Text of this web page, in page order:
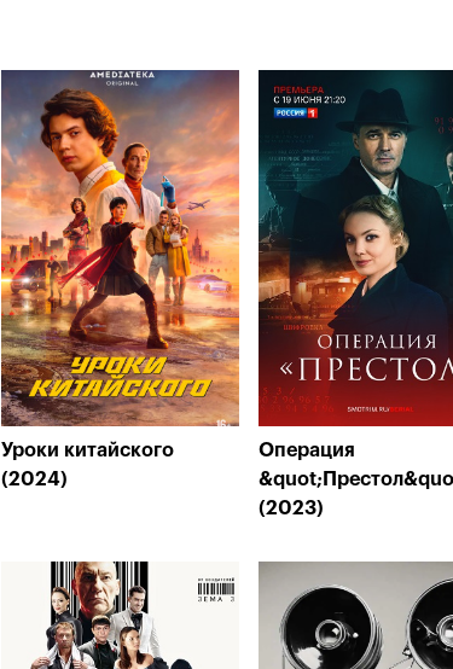
Уроки китайского
(2024)
Операция
(2023)